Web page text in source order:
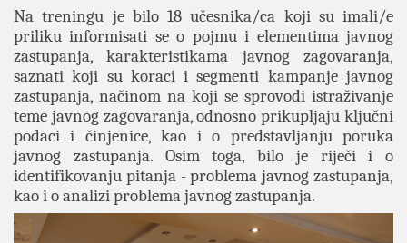
Na treningu je bilo 18 učesnika/ca koji su imali/e
priliku informisati se o pojmu i elementima javnog
zastupanja, karakteristikama javnog zagovaranja,
saznati koji su koraci i segmenti kampanje javnog
zastupanja, načinom na koji se sprovodi istraživanje
teme javnog zagovaranja, odnosno prikupljaju ključni
podaci i činjenice, kao i o predstavljanju poruka
javnog zastupanja. Osim toga, bilo je riječi i o
identifikovanju pitanja - problema javnog zastupanja,
kao i o analizi problema javnog zastupanja.